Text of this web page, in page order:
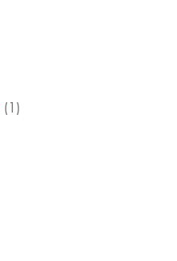
(1)